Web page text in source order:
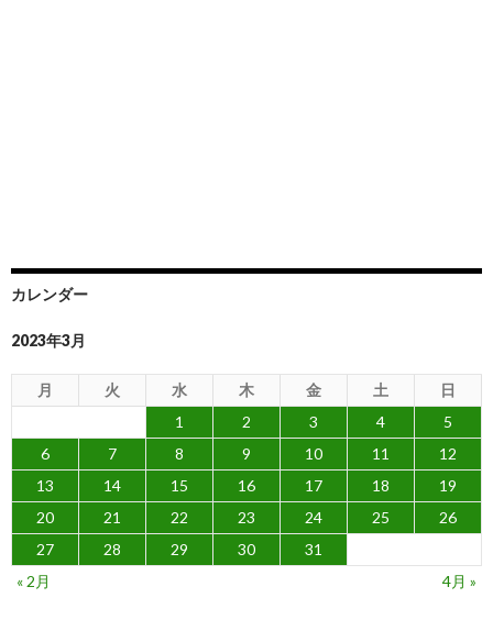
カレンダー
2023年3月
月 火 水 木 金 土
日
1
2 3 4
5
6
7 8 9 10 11
12
13
14 15 16 17 18
19
20
21 22 23 24 25
26
27
28 29 30
31
« 2月
4月 »